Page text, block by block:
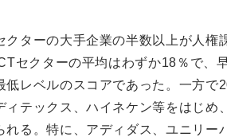
ターの大手企業の半数以上が人権
セクターの平均はわずか18％で
低レベルのスコアであった。一方
ィテックス、ハイネケン等をはじ
れる。特に、アディダス、ユニリ